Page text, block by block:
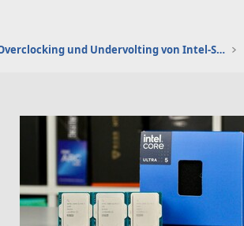
Overclocking und Undervolting von Intel-Systemen